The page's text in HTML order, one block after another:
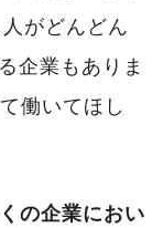
がどんどん
企業もありま
働いてほし
の企業におい